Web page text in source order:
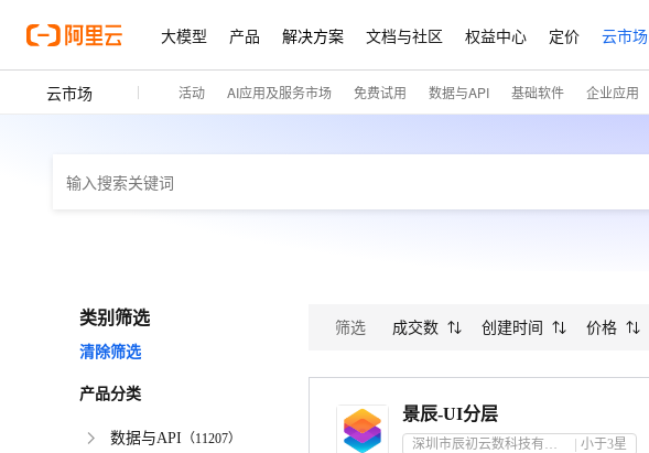
大模型 产品 解决方案 文档与社区 权益中心 定价 云市场
云市场 活动 AI应用及服务市场 免费试用 数据与API 基础软件 企业应用
类别筛选
清除筛选
产品分类
数据与API （11207）
筛选 成交数 创建时间 价格
景辰-UI分层
深圳市辰初云数科技有限公司 小于3星